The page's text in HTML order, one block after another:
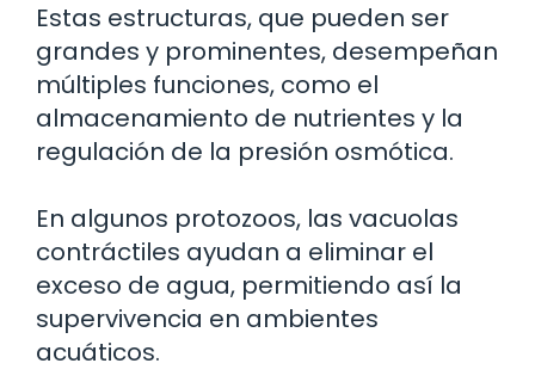
Estas estructuras, que pueden ser
grandes y prominentes, desempeñan
múltiples funciones, como el
almacenamiento de nutrientes y la
regulación de la presión osmótica.
En algunos protozoos, las vacuolas
contráctiles ayudan a eliminar el
exceso de agua, permitiendo así la
supervivencia en ambientes
acuáticos.